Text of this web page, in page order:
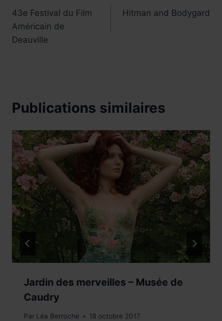
de
l’article
43e Festival du Film
Américain de
Deauville
Hitman and Bodygard
Publications similaires
Jardin des merveilles – Musée de
Caudry
Par Léa Berroche 18 octobre 2017